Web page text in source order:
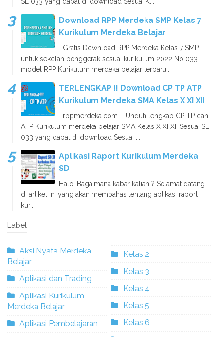
Download RPP Merdeka SMP Kelas 7
Kurikulum Merdeka Belajar
Gratis Download RPP Merdeka Kelas 7 SMP
untuk sekolah penggerak sesuai kurikulum 2022 No 033
model RPP Kurikulum merdeka belajar terbaru...
TERLENGKAP !! Download CP TP ATP
Kurikulum Merdeka SMA Kelas X XI XII
rppmerdeka.com – Unduh lengkap CP TP dan
ATP Kurikulum merdeka belajar SMA Kelas X XI XII Sesuai SE
033 yang dapat di download Sesuai ...
Aplikasi Raport Kurikulum Merdeka
SD
Halo! Bagaimana kabar kalian ? Selamat datang
di artikel ini yang akan membahas tentang aplikasi raport
kur...
Label
Aksi Nyata Merdeka
Belajar
Aplikasi dan Trading
Aplikasi Kurikulum
Merdeka Belajar
Aplikasi Pembelajaran
Kelas 2
Kelas 3
Kelas 4
Kelas 5
Kelas 6